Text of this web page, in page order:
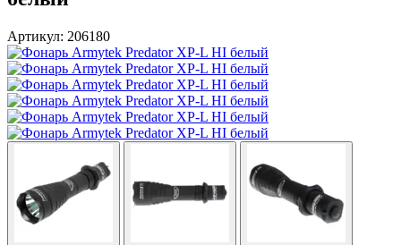
Артикул: 206180